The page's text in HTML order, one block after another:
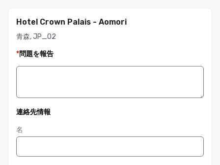
Hotel Crown Palais - Aomori
青森, JP_02
*問題を報告
連絡先情報
名